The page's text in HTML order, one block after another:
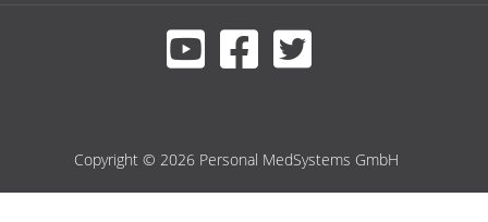
Copyright © 2026 Personal MedSystems GmbH